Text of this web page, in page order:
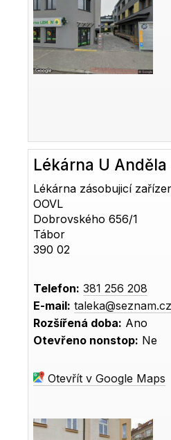
Lékárna U
Lékárna zásobujicí
OOVL
Dobrovského 656/1
Tábor
390 02
Telefon: 381 256 208
E-mail: taleka@seznam.cz
Rozšířená doba: Ano
Otevřeno nonstop: Ne
Otevřít v Google Maps